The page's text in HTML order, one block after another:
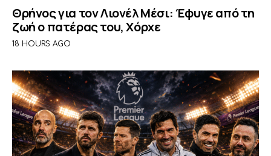
Θρήνος για τον Λιονέλ Μέσι: Έφυγε από τη
ζωή ο πατέρας του, Χόρχε
18 HOURS AGO